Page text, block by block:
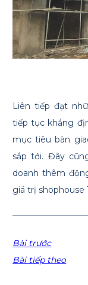
Liên tiếp đạt
tiếp tục khẳng
mục tiêu bàn
sắp tới. Đây
doanh thêm
giá trị shophouse
Điều
hướng
Bài trước
Bài tiếp theo